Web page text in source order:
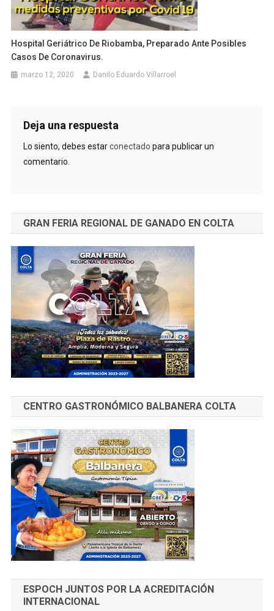
Hospital Geriátrico De Riobamba, Preparado Ante Posibles
Casos De Coronavirus.
marzo 12, 2020 Danilo Eduardo Villarroel
Deja una respuesta
Lo siento, debes estarconectado para publicar un
comentario.
GRAN FERIA REGIONAL DE GANADO EN COLTA
CENTRO GASTRONÓMICO BALBANERA COLTA
ESPOCH JUNTOS POR LA ACREDITACIÓN
INTERNACIONAL